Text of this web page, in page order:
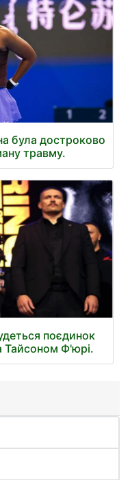
була достроково
травму.
поєдинок
Тайсоном Ф'юрі.